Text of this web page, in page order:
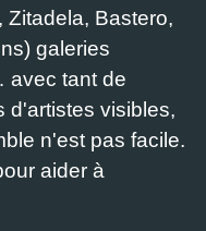
Zitadela, Bastero,
galeries
avec tant de
visibles,
n'est pas facile.
aider à